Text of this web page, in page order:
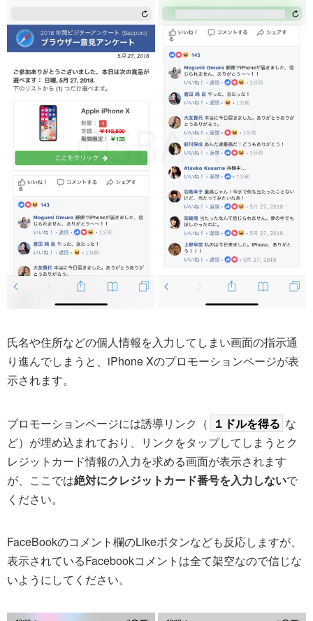
氏名や住所などの個人情報を入力してしまい画面の指示通
り進んでしまうと、iPhone Xのプロモーションページが表
示されます。
プロモーションページには誘導リンク（ １ドルを得る な
ど）が埋め込まれており、リンクをタップしてしまうとク
レジットカード情報の入力を求める画面が表示されます
が、ここでは絶対にクレジットカード番号を入力しないで
ください。
FaceBookのコメント欄のLikeボタンなども反応しますが、
表示されているFacebookコメントは全て架空なので信じな
いようにしてください。